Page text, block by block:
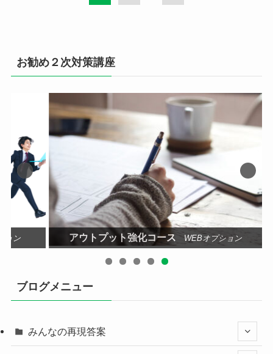
お勧め２次対策講座
ョン アウトプット強化コース WEBオプション
ブログメニュー
みんなの再現答案